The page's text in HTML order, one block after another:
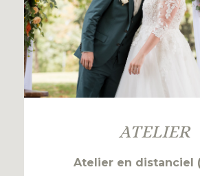
ATELIER
Atelier en distanciel